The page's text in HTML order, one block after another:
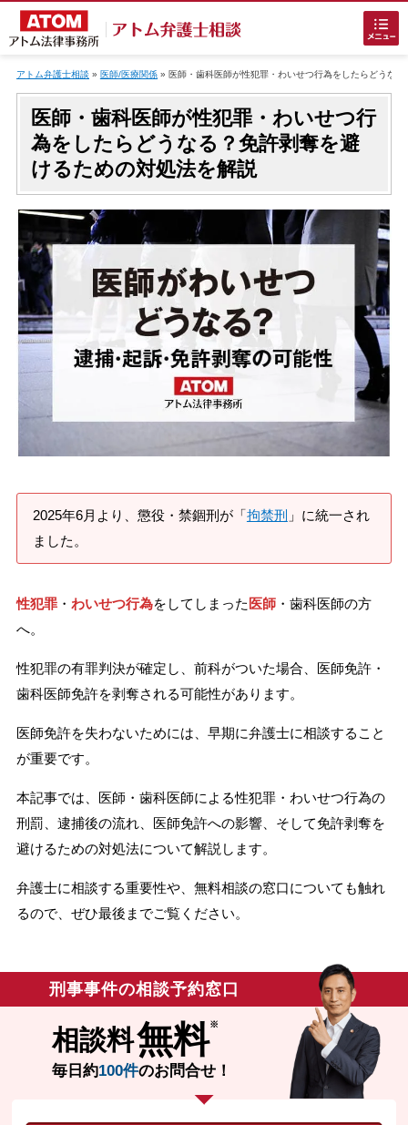
ホームに戻る
刑事事件でお困りの方
刑事事件の無料相談
接見・面会を弁護士に依頼
アトムについて知りたい方
弁護士紹介
アクセス
解決実績
ご依頼者からのお手紙
無料相談の口コミ評判
刑事事件について知りたい方
アトム弁護士相談 » 医師/医療関係» 医師・歯科医師が性犯罪・わいせつ行為をしたらどうな
医師・歯科医師が性犯罪・わいせつ行
為をしたらどうなる？免許剥奪を避
けるための対処法を解説
2025年6月より、懲役・禁錮刑が「拘禁刑 」に統一され
ました。
性犯罪・ わいせつ行為をしてしまった 医師・歯科医師の方
へ。
性犯罪の有罪判決が確定し、前科がついた場合、医師免許・
歯科医師免許を剥奪される可能性があります。
医師免許を失わないためには、早期に弁護士に相談すること
が重要です。
本記事では、医師・歯科医師による性犯罪・わいせつ行為の
刑罰、逮捕後の流れ、医師免許への影響、そして免許剥奪を
避けるための対処法について解説します。
弁護士に相談する重要性や、無料相談の窓口についても触れ
るので、ぜひ最後までご覧ください。
刑事事件の相談予約窓口
相談料無料
毎日約100件のお問合せ！